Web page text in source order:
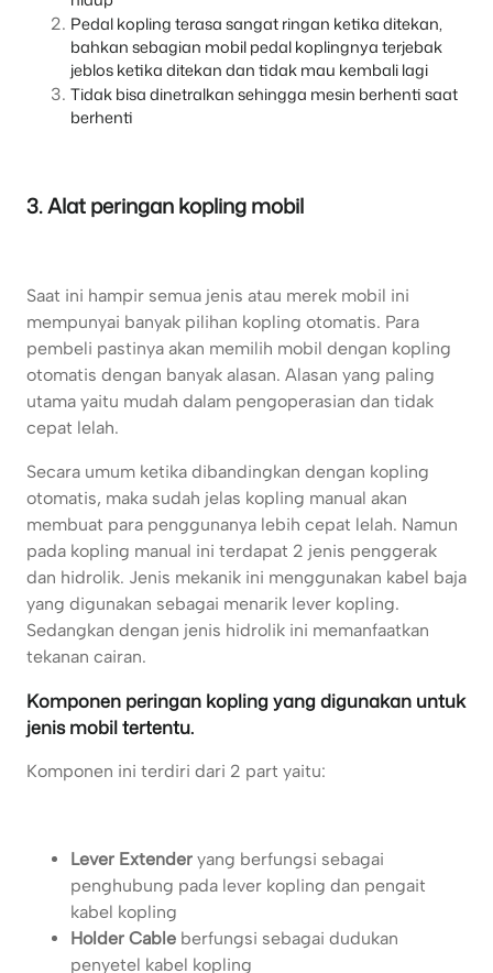
Pedal kopling terasa sangat ringan ketika ditekan,
bahkan sebagian mobil pedal koplingnya terjebak
jeblos ketika ditekan dan tidak mau kembali lagi
Tidak bisa dinetralkan sehingga mesin berhenti saat
berhenti
3. Alat peringan kopling mobil
Saat ini hampir semua jenis atau merek mobil ini
mempunyai banyak pilihan kopling otomatis. Para
pembeli pastinya akan memilih mobil dengan kopling
otomatis dengan banyak alasan. Alasan yang paling
utama yaitu mudah dalam pengoperasian dan tidak
cepat lelah.
Secara umum ketika dibandingkan dengan kopling
otomatis, maka sudah jelas kopling manual akan
membuat para penggunanya lebih cepat lelah. Namun
pada kopling manual ini terdapat 2 jenis penggerak
dan hidrolik. Jenis mekanik ini menggunakan kabel baja
yang digunakan sebagai menarik lever kopling.
Sedangkan dengan jenis hidrolik ini memanfaatkan
tekanan cairan.
Komponen peringan kopling yang digunakan untuk
jenis mobil tertentu.
Komponen ini terdiri dari 2 part yaitu:
Lever Extender yang berfungsi sebagai
penghubung pada lever kopling dan pengait
kabel kopling
Holder Cable berfungsi sebagai dudukan
penyetel kabel kopling